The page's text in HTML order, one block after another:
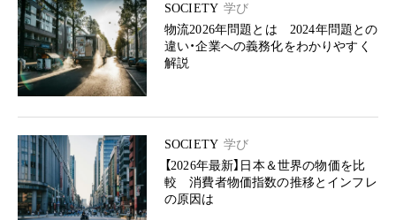
SOCIETY 学び
物流2026年問題とは 2024年問題との
違い・企業への義務化をわかりやすく
解説
SOCIETY 学び
【2026年最新】日本＆世界の物価を比
較 消費者物価指数の推移とインフレ
の原因は